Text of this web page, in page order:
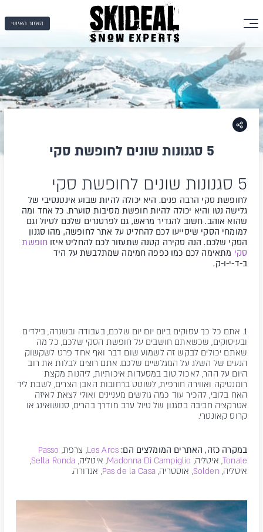
האזור האישי
5 סגנונות שונים לחופשת סקי
5 סגנונות שונים לחופשת סקי
לחופשת סקי הרבה פנים. היא יכולה להיות שבוע אינטנסיבי של
גלישה נטו והיא יכולה להיות חופשת מסיבות סוערת. כל אחד ומה
שהוא אוהב. חשוב להגדיר מראש, גם לפרטנרים שלכם לטיול וגם
למומחי הסקי שיסייעו לכם להחליט על אתר לחופשה, מהו סגנון
הסקי שלכם. הנה סקירה קטנה שתעזור לכם להחליט איזו חופשת
סקי מתאימה לכם כמו כפפה חמימה שמתלבשת על היד
ב-ד-י-ו-ק.
1. אתם כל כך עסוקים ביום יום יום שלכם, בעבודה ובשגרה, בילדים
ובעיסוקים, שכשאתם חושבים על חופשת הסקי שלכם, כל מה
שאתם יכולים לבקש זה לשמוע שום דבר ואף אחד פרט לשקשוק
הנעים של השלג על המגלשיים שלכם. אתם רוצים לבלות את רוב
היום על ההר, לאכול טוב במסעדות איכותיות, ליהנות מקצת
רומנטיקה ואווירה חורפית, לשוטט ברחובות האבן הצרים, לשבת ליד
האח בלובי, להכיר עוד כמה גולשים מעניינים ואולי לצאת לאיזה
אטרקציה חביבה בסגנון של טיול ערב מודרך בהרים, סנושואינג או
קרוס קאונטרי.
במקרה כזה, האתרים המומלצים הם: Les Arcs, צרפת, Passo
Tonale, איטליה, Madonna Di Campiglio, איטליה, Sella Ronda
,
איטליה,Solden, אוסטריה,Pas de la Casa, אנדורה.